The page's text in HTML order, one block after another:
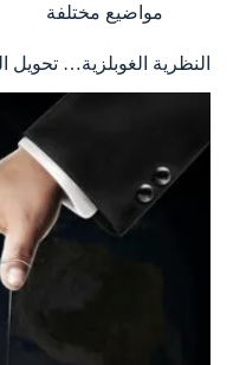
مواضيع مختلفة
النظرية الغوبلزية…